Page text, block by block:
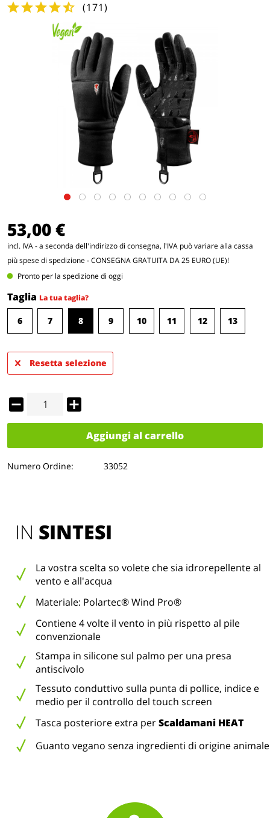
(171)
53,00 €
incl. IVA - a seconda dell'indirizzo di consegna, l'IVA può variare alla cassa
più spese di spedizione- CONSEGNA GRATUITA DA 25 EURO (UE)!
Pronto per la spedizione di oggi
Taglia La tua taglia?
6 7 8 9 10 11 12 13
Resetta selezione
Aggiungi al carrello
Numero Ordine: 33052
IN SINTESI
La vostra scelta so volete che sia idrorepellente al
vento e all'acqua
Materiale: Polartec® Wind Pro®
Contiene 4 volte il vento in più rispetto al pile
convenzionale
Stampa in silicone sul palmo per una presa
antiscivolo
Tessuto conduttivo sulla punta di pollice, indice e
medio per il controllo del touch screen
Tasca posteriore extra perScaldamani HEAT
Guanto vegano senza ingredienti di origine animale